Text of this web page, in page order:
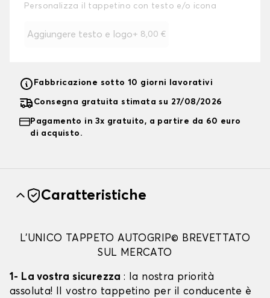
Personalizza il tappetino con testo e/o icona
Aggiungere testo e logo+ 8,00 €
Fabbricazione sotto 10 giorni lavorativi
Consegna gratuita stimata su 27/08/2026
Pagamento in 3x gratuito, a partire da 60 euro
di acquisto.
Caratteristiche
L'UNICO TAPPETO AUTOGRIP© BREVETTATO
SUL MERCATO
1- La vostra sicurezza: la nostra priorità
assoluta! Il vostro tappetino per il conducente è